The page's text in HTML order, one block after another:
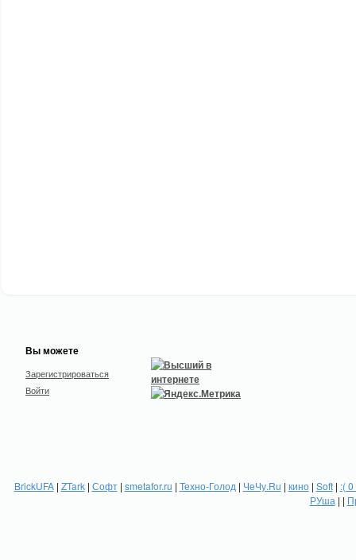
Вы можете
Зарегистрироваться
Войти
BrickUFA| ZTark| Софт| smetafor.ru | Техно-Голод | ЧеЧу.Ru | кино| Soft| :(
РУша | |